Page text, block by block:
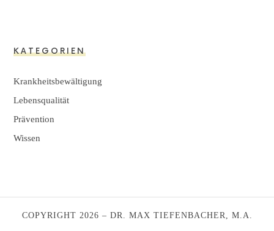
KATEGORIEN
Krankheitsbewältigung
Lebensqualität
Prävention
Wissen
COPYRIGHT 2026 – DR. MAX TIEFENBACHER, M.A.